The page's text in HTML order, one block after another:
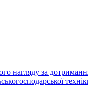
нагляду за